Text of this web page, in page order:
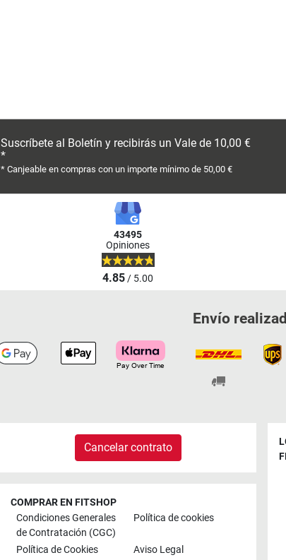
Suscríbete al Boletín y recibirás un Vale de 10,00 €
*
* Canjeable en compras con un importe mínimo de 50,00 €
43495
Opiniones
4.85/ 5.00
Envío
Cancelar contrato
COMPRAR EN FITSHOP
Condiciones Generales
de Contratación (CGC)
Política de cookies
Política de Cookies Aviso Legal